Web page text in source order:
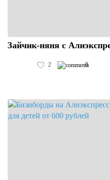
Зайчик-няня с
2 0